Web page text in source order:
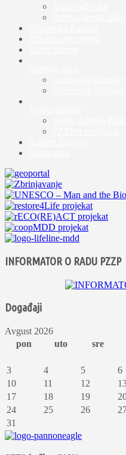
INFORMATOR O RADU PZZP
Događaji
Avgust 2026
pon
uto sre
3
4 5 6
10
11 12
17
18 19
24
25 26
31